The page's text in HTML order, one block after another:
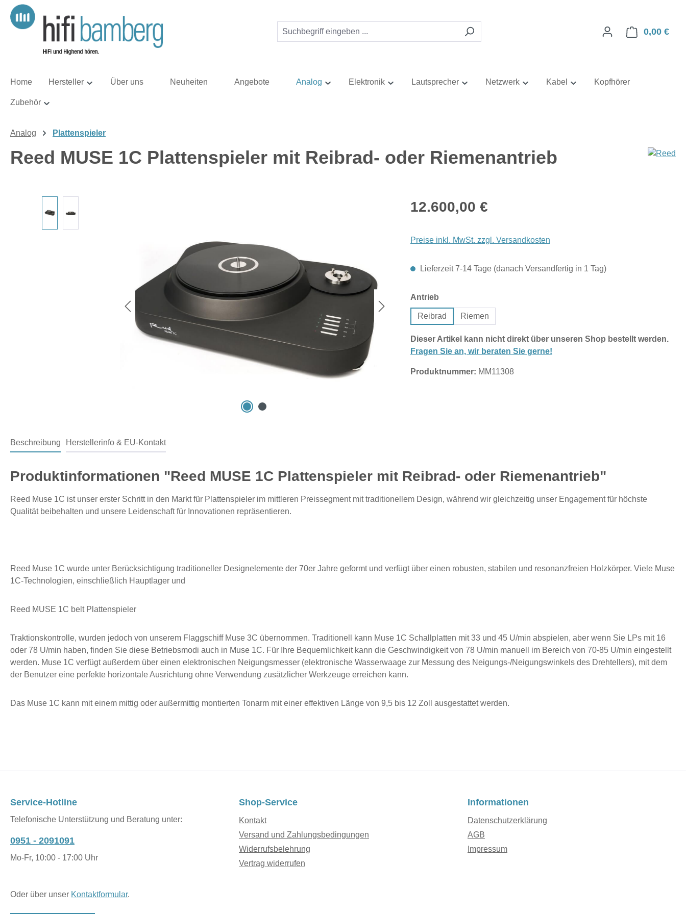
Hauptinhalt springen
Zur Suche springen
Zur Hauptnavigation springen
0,00 €
Home Hersteller Über uns Neuheiten Angebote Analog Elektronik Lautsprecher Netzwerk Kabel Kopfhörer
Zubehör
Analog Plattenspieler
Reed MUSE 1C Plattenspieler mit Reibrad- oder Riemenantrieb
Regulärer Preis:
12.600,00 €
Preise inkl. MwSt. zzgl. Versandkosten
Lieferzeit 7-14 Tage (danach Versandfertig in 1 Tag)
Antrieb
Reibrad Riemen
Dieser Artikel kann nicht direkt über unseren Shop bestellt werden.
Fragen Sie an, wir beraten Sie gerne!
Produktnummer: MM11308
Beschreibung Herstellerinfo & EU-Kontakt
Produktinformationen "Reed MUSE 1C Plattenspieler mit Reibrad- oder Riemenantrieb"
Reed Muse 1C ist unser erster Schritt in den Markt für Plattenspieler im mittleren Preissegment mit traditionellem Design, während wir gleichzeitig unser Engagement für höchste
Qualität beibehalten und unsere Leidenschaft für Innovationen repräsentieren.
Reed Muse 1C wurde unter Berücksichtigung traditioneller Designelemente der 70er Jahre geformt und verfügt über einen robusten, stabilen und resonanzfreien Holzkörper. Viele Muse
1C-Technologien, einschließlich Hauptlager und
Reed MUSE 1C belt Plattenspieler
Traktionskontrolle, wurden jedoch von unserem Flaggschiff Muse 3C übernommen. Traditionell kann Muse 1C Schallplatten mit 33 und 45 U/min abspielen, aber wenn Sie LPs mit 16
oder 78 U/min haben, finden Sie diese Betriebsmodi auch in Muse 1C. Für Ihre Bequemlichkeit kann die Geschwindigkeit von 78 U/min manuell im Bereich von 70-85 U/min eingestellt
werden. Muse 1C verfügt außerdem über einen elektronischen Neigungsmesser (elektronische Wasserwaage zur Messung des Neigungs-/Neigungswinkels des Drehtellers), mit dem
der Benutzer eine perfekte horizontale Ausrichtung ohne Verwendung zusätzlicher Werkzeuge erreichen kann.
Das Muse 1C kann mit einem mittig oder außermittig montierten Tonarm mit einer effektiven Länge von 9,5 bis 12 Zoll ausgestattet werden.
Service-Hotline
Telefonische Unterstützung und Beratung unter:
0951 - 2091091
Mo-Fr, 10:00 - 17:00 Uhr
Oder über unser Kontaktformular.
Shop-Service
Kontakt
Versand und Zahlungsbedingungen
Widerrufsbelehrung
Vertrag widerrufen
Informationen
Datenschutzerklärung
AGB
Impressum